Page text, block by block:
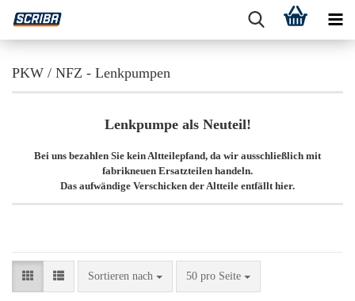
PKW / NFZ - Lenkpumpen
Lenkpumpe als Neuteil!
Bei uns bezahlen Sie kein Altteilepfand, da wir ausschließlich mit
fabrikneuen Ersatzteilen handeln.
Das aufwändige Verschicken der Altteile entfällt hier.
Sortieren nach
Sortieren nach 50 pro Seite
pro Seite